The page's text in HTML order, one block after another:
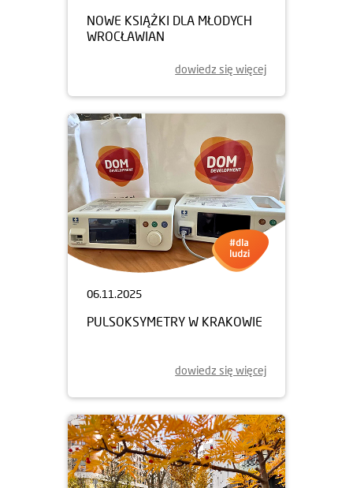
NOWE KSIĄŻKI DLA MŁODYCH
WROCŁAWIAN
dowiedz się więcej
06.11.2025
PULSOKSYMETRY W KRAKOWIE
dowiedz się więcej